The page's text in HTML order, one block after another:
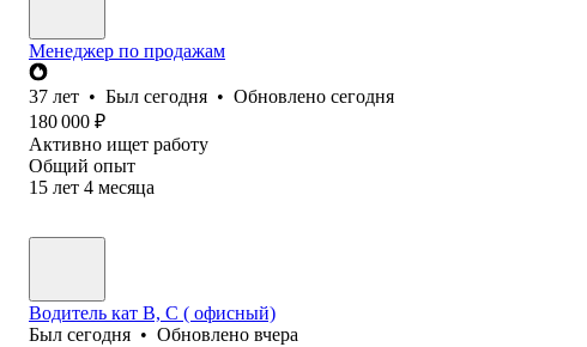
Менеджер по продажам
37 лет • Был сегодня • Обновлено сегодня
180 000 ₽
Активно ищет работу
Общий опыт
15 лет 4 месяца
Водитель кат В, С ( офисный)
Был сегодня • Обновлено вчера